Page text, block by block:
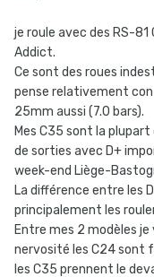
je roule avec des RS-
Addict.
Ce sont des roues
pense relativement
25mm aussi (7.0 bars).
Mes C35 sont la
de sorties avec D+
week-end Liège-
La différence entre les
principalement les
Entre mes 2 modèles
nervosité les C24 sont
les C35 prennent le